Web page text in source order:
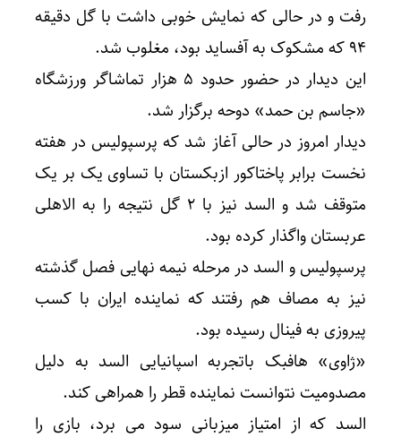
رفت و در حالی که نمایش خوبی داشت با گل دقیقه
۹۴ که مشکوک به آفساید بود، مغلوب شد.
این دیدار در حضور حدود ۵ هزار تماشاگر ورزشگاه
«جاسم بن حمد» دوحه برگزار شد.
دیدار امروز در حالی آغاز شد که پرسپولیس در هفته
نخست برابر پاختاکور ازبکستان با تساوی یک بر یک
متوقف شد و السد نیز با ۲ گل نتیجه را به الاهلی
عربستان واگذار کرده بود.
پرسپولیس و السد در مرحله نیمه نهایی فصل گذشته
نیز به مصاف هم رفتند که نماینده ایران با کسب
پیروزی به فینال رسیده بود.
«ژاوی» هافبک باتجربه اسپانیایی السد به دلیل
مصدومیت نتوانست نماینده قطر را همراهی کند.
السد که از امتیاز میزبانی سود می برد، بازی را